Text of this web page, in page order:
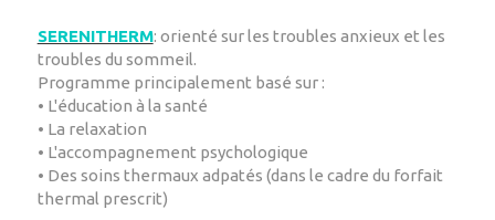
SERENITHERM: orienté sur les troubles anxieux et les
troubles du sommeil.
Programme principalement basé sur :
• L'éducation à la santé
• La relaxation
• L'accompagnement psychologique
• Des soins thermaux adpatés (dans le cadre du forfait
thermal prescrit)